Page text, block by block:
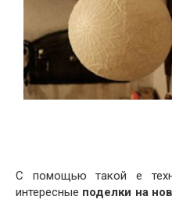
С помощью такой е
интересные поделки на